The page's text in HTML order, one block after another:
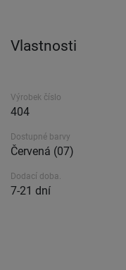
Vlastnosti
Výrobek číslo
404
Dostupné barvy
Červená (07)
Dodací doba.
7-21 dní